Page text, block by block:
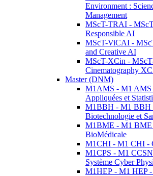
Environment :
Management
MScT-TRAI -
Responsible AI
MScT-ViCAI -
and Creative AI
MScT-XCin -
Cinematography
Master (DNM)
M1AMS - M1 AMS
Appliquées et
M1BBH - M1 BBH
Biotechnologie et
M1BME - M1 BME
BioMédicale
M1CHI - M1 CHI -
M1CPS - M1
Système Cyber
M1HEP - M1 HEP -